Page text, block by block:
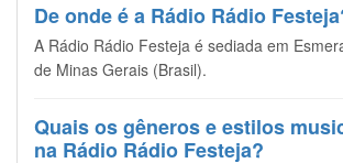
De onde é a Rádio Rádio
A Rádio Rádio Festeja é sediada em
de Minas Gerais (Brasil).
Quais os gêneros e estilos
na Rádio Rádio Festeja?